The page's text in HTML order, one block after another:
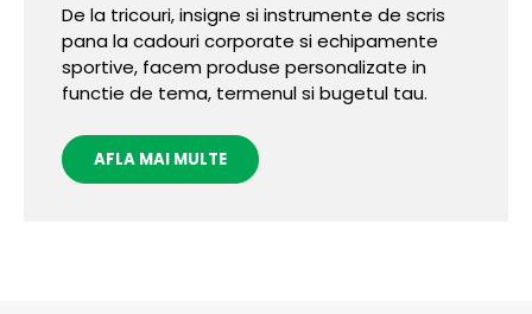
De la tricouri, insigne si instrumente de scris
pana la cadouri corporate si echipamente
sportive, facem produse personalizate in
functie de tema, termenul si bugetul tau.
AFLA MAI MULTE